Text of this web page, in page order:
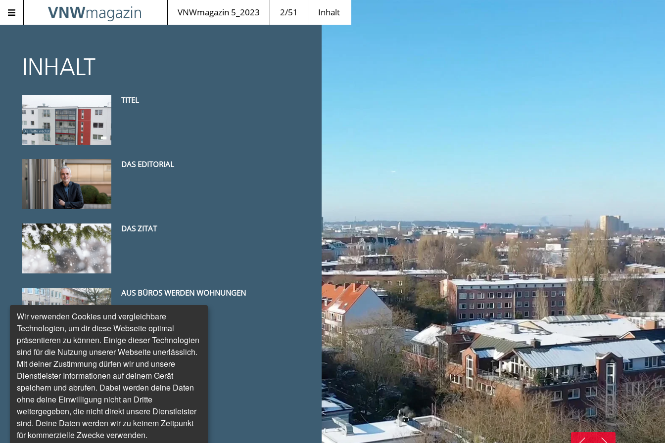
VNWmagazin 5_2023 2/51 Inhalt
INHALT
TITEL
DAS EDITORIAL
DAS ZITAT
AUS BÜROS WERDEN WOHNUNGEN
LEBENSHALTUNG
HEIZUNGEN
Wir verwenden Cookies und vergleichbare
Technologien, um dir diese Webseite optimal
präsentieren zu können. Einige dieser Technologien
sind für die Nutzung unserer Webseite unerlässlich.
Mit deiner Zustimmung dürfen wir und unsere
Dienstleister Informationen auf deinem Gerät
speichern und abrufen. Dabei werden deine Daten
ohne deine Einwilligung nicht an Dritte
weitergegeben, die nicht direkt unsere Dienstleister
sind. Deine Daten werden wir zu keinem Zeitpunkt
für kommerzielle Zwecke verwenden.